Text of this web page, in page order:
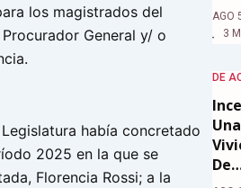
los magistrados del
General y/ o
había concretado
2025 en la que se
Florencia Rossi; a la
AGO
3
DE
Una